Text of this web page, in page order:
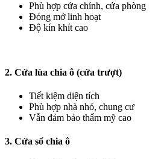
Phù hợp cửa chính, cửa phòng
Đóng mở linh hoạt
Độ kín khít cao
2. Cửa lùa chia ô (cửa trượt)
Tiết kiệm diện tích
Phù hợp nhà nhỏ, chung cư
Vẫn đảm bảo thẩm mỹ cao
3. Cửa sổ chia ô